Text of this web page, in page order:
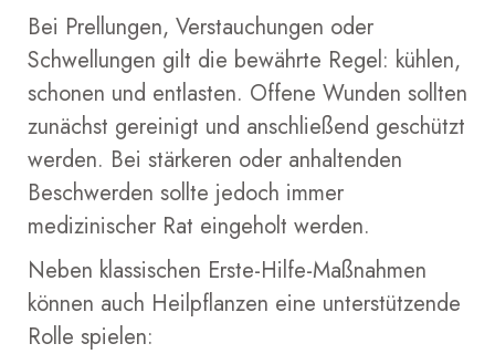
Bei Prellungen, Verstauchungen oder
Schwellungen gilt die bewährte Regel: kühlen,
schonen und entlasten. Offene Wunden sollten
zunächst gereinigt und anschließend geschützt
werden. Bei stärkeren oder anhaltenden
Beschwerden sollte jedoch immer
medizinischer Rat eingeholt werden.
Neben klassischen Erste-Hilfe-Maßnahmen
können auch Heilpflanzen eine unterstützende
Rolle spielen: